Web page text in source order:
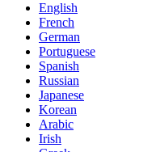
English
French
German
Portuguese
Spanish
Russian
Japanese
Korean
Arabic
Irish